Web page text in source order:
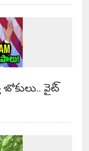
జోకులు.. వైట్